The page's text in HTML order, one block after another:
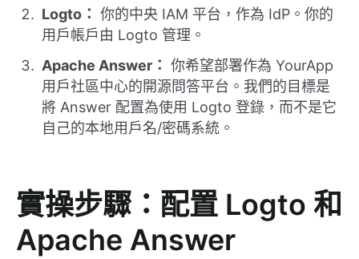
Logto： 你的中央 IAM 平台，作為 IdP。你的
用戶帳戶由 Logto 管理。
Apache Answer： 你希望部署作為 YourApp
用戶社區中心的開源問答平台。我們的目標是
將 Answer 配置為使用 Logto 登錄，而不是它
自己的本地用戶名/密碼系統。
實操步驟：配置 Logto 和
Apache Answer